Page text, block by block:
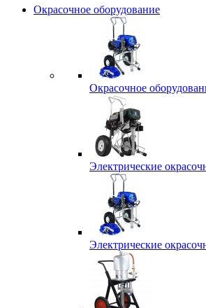
Окрасочное оборудование
Окрасочное
Электрические
Электрические